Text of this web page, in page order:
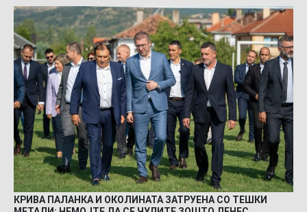
КРИВА ПАЛАНКА И ОКОЛИНАТА ЗАТРУЕНА СО ТЕШКИ